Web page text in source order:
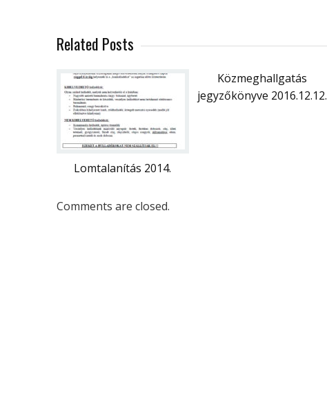
Related Posts
Lomtalanítás 2014.
Közmeghallgatás
jegyzőkönyve 2016.12.12.
Comments are closed.